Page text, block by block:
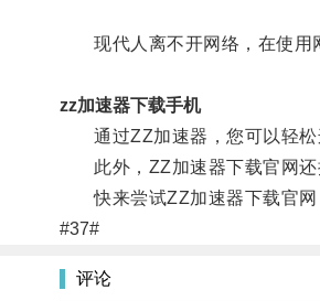
现代人离不开网络，在使用网
zz加速器下载手机
通过ZZ加速器，您可以轻松
此外，ZZ加速器下载官网还
快来尝试ZZ加速器下载官网
#37#
评论